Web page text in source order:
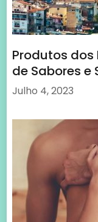
Produtos dos
de Sabores e
Julho 4, 2023